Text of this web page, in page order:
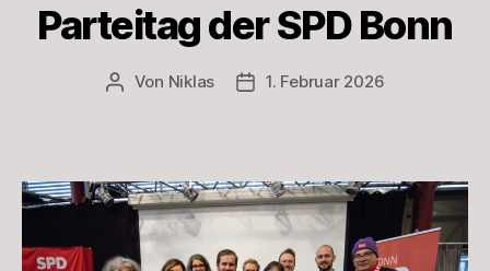
Parteitag der SPD Bonn
Beitragsautor
Von Niklas Beitragsdatum
1. Februar 2026